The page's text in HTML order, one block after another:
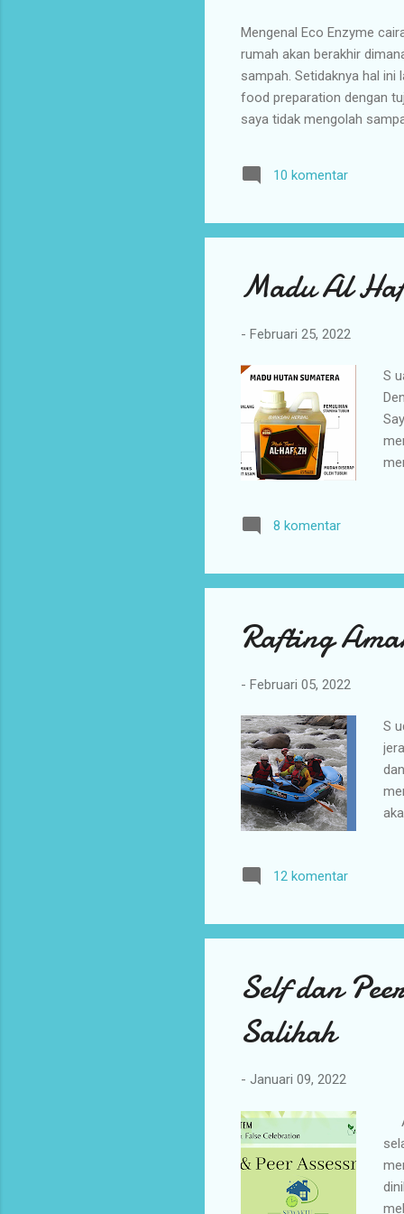
Mengenal Eco Enzyme
rumah akan berakhir
sampah. Setidaknya hal ini
food preparation dengan
saya tidak mengolah
ini jumlahnya banyak dan
sampah tersebut?.
10 komentar
Madu Al
- Februari 25, 2022
S
8 komentar
Rafting
- Februari 05, 2022
S
12 komentar
Self dan
Salihah
- Januari 09, 2022
A